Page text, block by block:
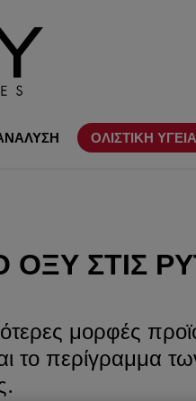
ΟΛΙΣΤΙΚΗ ΥΓΕΙΑ
ΣΤΙΣ
μορφές
το περίγραμμα